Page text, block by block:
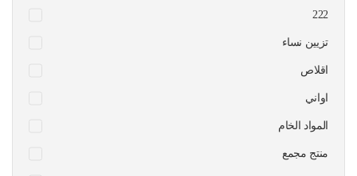
222
تزيين نساء
اقلاص
اواني
المواد الخام
منتج مجمع